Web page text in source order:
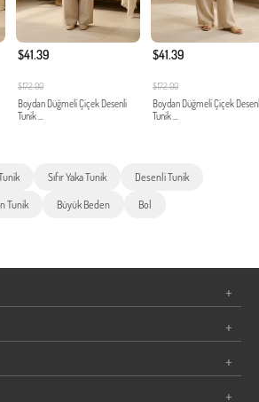
$41.39
$172.00
Boydan Düğmeli Çiçek Desenli
Tunik ...
$41.39
$172.00
Boydan Düğmeli Çiçek
Tunik ...
Sıfır Yaka Tunik Desenli Tunik
Tunik Büyük Beden Bol
+
+
+
+